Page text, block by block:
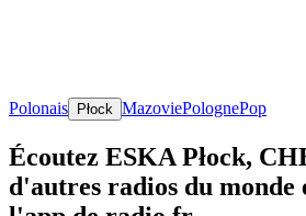
Polonais Płock MazoviePolognePop
Écoutez ESKA Płock,
d'autres radios du monde